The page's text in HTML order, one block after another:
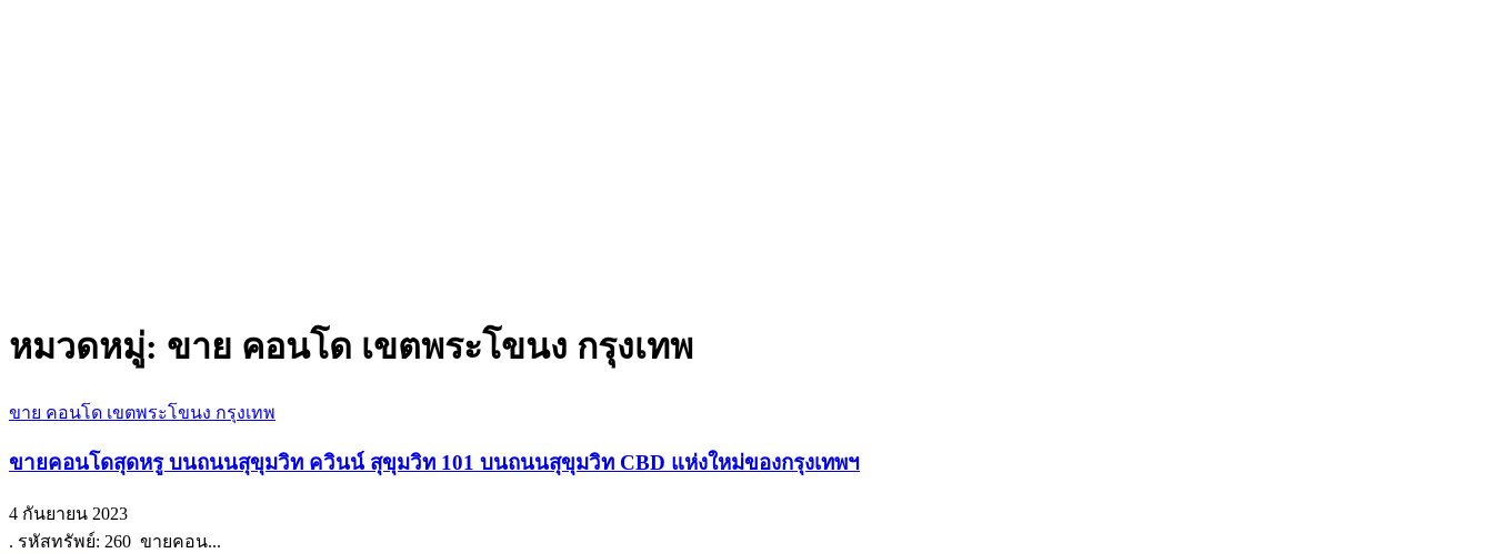
หมวดหมู่: ขาย คอนโด เขตพระโขนง กรุงเทพ
ขาย คอนโด เขตพระโขนง กรุงเทพ
ขายคอนโดสุดหรู บนถนนสุขุมวิท ควินน์ สุขุมวิท 101 บนถนนสุขุมวิท CBD แห่งใหม่ของกรุงเทพฯ
4 กันยายน 2023
. รหัสทรัพย์: 260 ขายคอน...